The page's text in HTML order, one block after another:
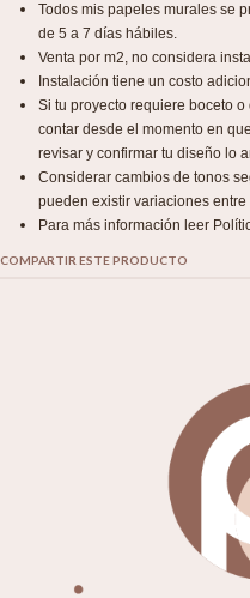
Todos mis papeles murales se
de 5 a 7 días hábiles.
Venta por m2, no considera
Instalación tiene un costo
Si tu proyecto requiere boceto
contar desde el momento en
revisar y confirmar tu diseño lo
Considerar cambios de tonos
pueden existir variaciones
Para más información leer
COMPARTIR ESTE PRODUCTO